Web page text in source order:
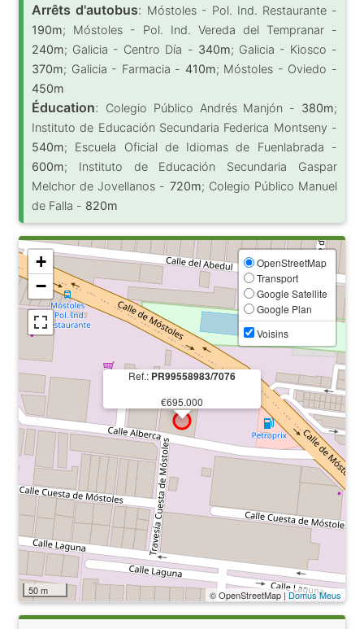
Arrêts d'autobus: Móstoles - Pol. Ind. Restaurante -
190m; Móstoles - Pol. Ind. Vereda del Tempranar -
240m; Galicia - Centro Día - 340m; Galicia - Kiosco -
370m; Galicia - Farmacia - 410m; Móstoles - Oviedo -
450m
Éducation: Colegio Público Andrés Manjón - 380m;
Instituto de Educación Secundaria Federica Montseny -
540m; Escuela Oficial de Idiomas de Fuenlabrada -
600m; Instituto de Educación Secundaria Gaspar
Melchor de Jovellanos - 720m; Colegio Público Manuel
de Falla - 820m
Ref.: PR99558983/7076
€695.000
+
−
OpenStreetMap
Transport
Google Satellite
Google Plan
Voisins
50 m © OpenStreetMap |Domus Meus